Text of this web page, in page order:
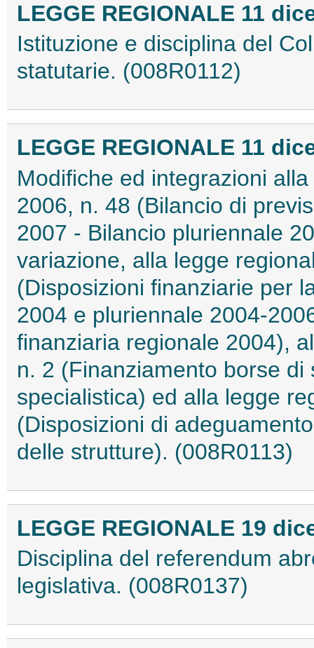
LEGGE REGIONALE 11
Istituzione e disciplina del
statutarie. (008R0112)
LEGGE REGIONALE 11
Modifiche ed integrazioni
2006, n. 48 (Bilancio di
2007 - Bilancio pluriennale
variazione, alla legge
(Disposizioni finanziarie per
2004 e pluriennale 2004-
finanziaria regionale 2004),
n. 2 (Finanziamento borse
specialistica) ed alla legge
(Disposizioni di
delle strutture). (008R0113)
LEGGE REGIONALE 19
Disciplina del referendum
legislativa. (008R0137)